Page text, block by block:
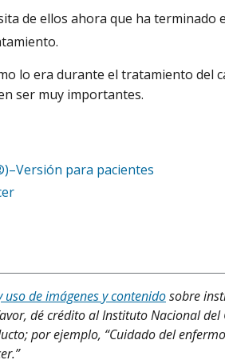
de ellos ahora que ha terminado
lo era durante el tratamiento del
ser muy importantes.
para pacientes
uso de imágenes y contenidosobre
dé crédito al Instituto Nacional del
por ejemplo, “Cuidado del